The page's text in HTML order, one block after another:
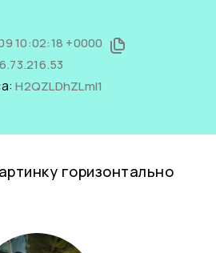
10:02:18 +0000
H2QZLDhZLmI1
горизонтально